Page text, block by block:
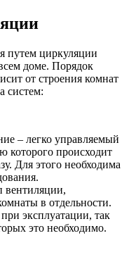
путем циркуляции
доме. Порядок
от строения комнат
систем:
– легко управляемый
которого происходит
Для этого необходима
вентиляции,
в отдельности.
эксплуатации, так
это необходимо.